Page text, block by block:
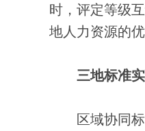
时，评定等级
地人力资源的
三地标准
区域协同标